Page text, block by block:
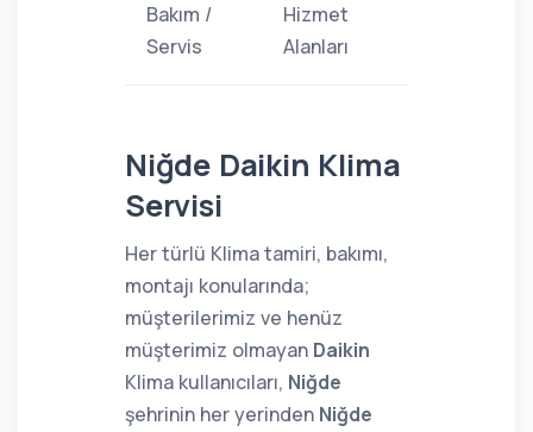
Bakım /
Servis
Hizmet
Alanları
Niğde Daikin Klima
Servisi
Her türlü Klima tamiri, bakımı,
montajı konularında;
müşterilerimiz ve henüz
müşterimiz olmayan Daikin
Klima kullanıcıları, Niğde
şehrinin her yerinden Niğde